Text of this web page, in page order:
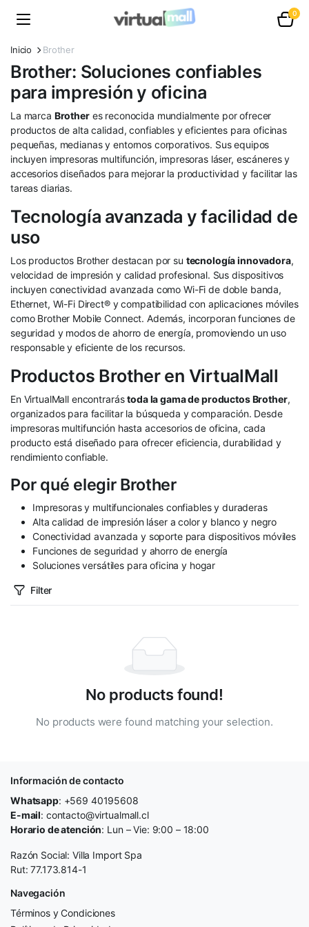
0
Inicio Brother
Brother: Soluciones confiables
para impresión y oficina
La marca Brotheres reconocida mundialmente por ofrecer
productos de alta calidad, confiables y eficientes para oficinas
pequeñas, medianas y entornos corporativos. Sus equipos
incluyen impresoras multifunción, impresoras láser, escáneres y
accesorios diseñados para mejorar la productividad y facilitar las
tareas diarias.
Tecnología avanzada y facilidad de
uso
Los productos Brother destacan por su tecnología innovadora,
velocidad de impresión y calidad profesional. Sus dispositivos
incluyen conectividad avanzada como Wi-Fi de doble banda,
Ethernet, Wi-Fi Direct® y compatibilidad con aplicaciones móviles
como Brother Mobile Connect. Además, incorporan funciones de
seguridad y modos de ahorro de energía, promoviendo un uso
responsable y eficiente de los recursos.
Productos Brother en VirtualMall
En VirtualMall encontrarástoda la gama de productos Brother,
organizados para facilitar la búsqueda y comparación. Desde
impresoras multifunción hasta accesorios de oficina, cada
producto está diseñado para ofrecer eficiencia, durabilidad y
rendimiento confiable.
Por qué elegir Brother
Impresoras y multifuncionales confiables y duraderas
Alta calidad de impresión láser a color y blanco y negro
Conectividad avanzada y soporte para dispositivos móviles
Funciones de seguridad y ahorro de energía
Soluciones versátiles para oficina y hogar
Filter
No products found!
No products were found matching your selection.
Información de contacto
Whatsapp: +569 40195608
E-mail: contacto@virtualmall.cl
Horario de atención: Lun – Vie: 9:00 – 18:00
Razón Social: Villa Import Spa
Rut: 77.173.814-1
Navegación
Términos y Condiciones